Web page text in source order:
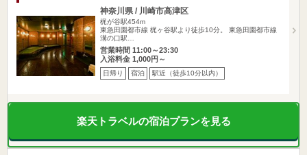
神奈川県 / 川崎市高津区
梶が谷駅454m
東急田園都市線 梶ヶ谷駅より徒歩10分。 東急田園都市線
溝の口駅…
営業時間 11:00～23:30
入浴料金 1,000円～
日帰り 宿泊 駅近（徒歩10分以内）
楽天トラベルの宿泊プランを見る